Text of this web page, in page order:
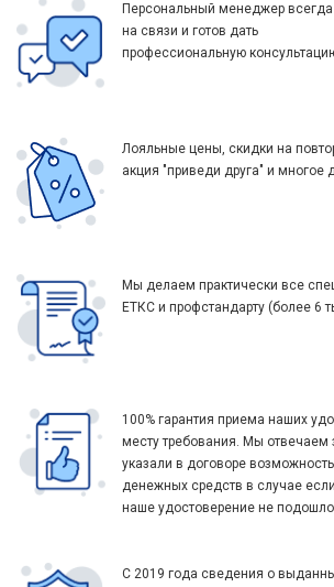
Персональный менеджер всегда
на связи и готов дать
профессиональную
Лояльные цены, скидки на
акция "приведи друга" и многое
Мы делаем практически все
ЕТКС и профстандарту (более 6
100% гарантия приема наших
месту требования. Мы отвечаем
указали в договоре
денежных средств в случае если
наше удостоверение не подошло
С 2019 года сведения о